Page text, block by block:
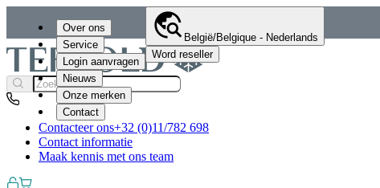
Over ons
Service
Login aanvragen
Nieuws
Onze merken
Contact
België/Belgique - Nederlands
Word reseller
Contacteer ons+32 (0)11/782 698
Contact informatie
Maak kennis met ons team